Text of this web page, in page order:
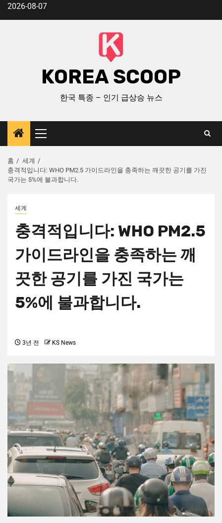
2026-08-07
KOREA SCOOP
한국 특종 – 인기 급상승 뉴스
홈
세계
충격적입니다: WHO PM2.5 가이드라인을 충족하는 깨끗한 공기를 가진
국가는 5%에 불과합니다.
세계
충격적입니다: WHO PM2.5
가이드라인을 충족하는 깨
끗한 공기를 가진 국가는
5%에 불과합니다.
3년 전 KS News